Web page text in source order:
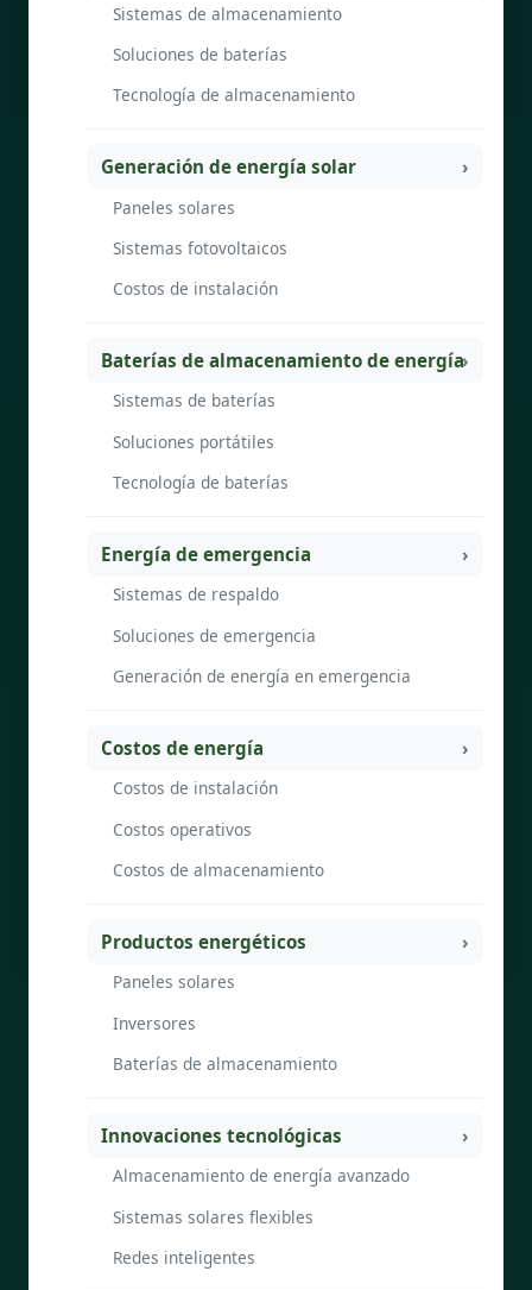
Sistemas de almacenamiento
Soluciones de baterías
Tecnología de almacenamiento
Generación de energía solar
Paneles solares
Sistemas fotovoltaicos
Costos de instalación
Baterías de almacenamiento de energía
Sistemas de baterías
Soluciones portátiles
Tecnología de baterías
Energía de emergencia
Sistemas de respaldo
Soluciones de emergencia
Generación de energía en emergencia
Costos de energía
Costos de instalación
Costos operativos
Costos de almacenamiento
Productos energéticos
Paneles solares
Inversores
Baterías de almacenamiento
Innovaciones tecnológicas
Almacenamiento de energía avanzado
Sistemas solares flexibles
Redes inteligentes